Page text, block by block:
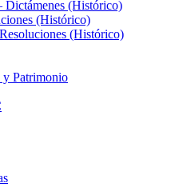
Dictámenes (Histórico)
(Histórico)
(Histórico)
y Patrimonio